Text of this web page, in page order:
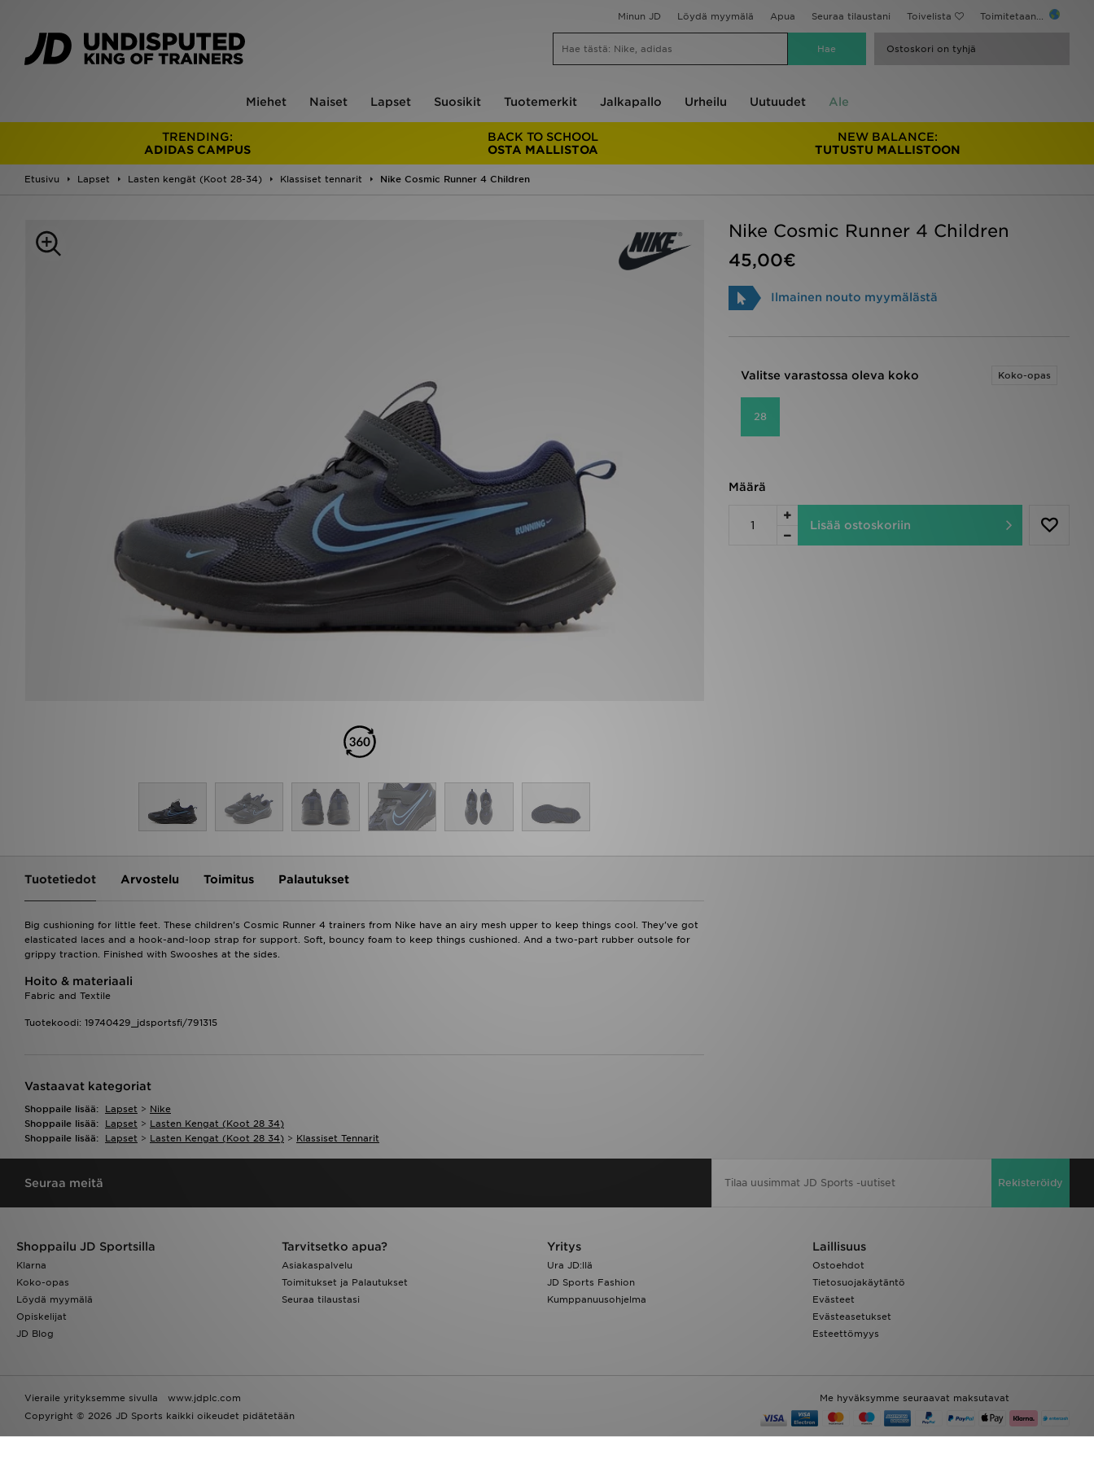
Minun JD Löydä myymälä Apua Seuraa tilaustani Toivelista Toimitetaan...
Ostoskori on tyhjä
Miehet Naiset Lapset Suosikit Tuotemerkit Jalkapallo Urheilu Uutuudet Ale
TRENDING:
ADIDAS CAMPUS
BACK TO SCHOOL
OSTA MALLISTOA
NEW BALANCE:
TUTUSTU MALLISTOON
Etusivu Lapset Lasten kengät (Koot 28-34) Klassiset tennarit Nike Cosmic Runner 4 Children
Nike Cosmic Runner 4 Children
45,00€
Ilmainen nouto myymälästä
Valitse varastossa oleva koko Koko-opas
28
Määrä
Lisää ostoskoriin
Tuotetiedot Arvostelu Toimitus Palautukset
Big cushioning for little feet. These children's Cosmic Runner 4 trainers from Nike have an airy mesh upper to keep things cool. They've got
elasticated laces and a hook-and-loop strap for support. Soft, bouncy foam to keep things cushioned. And a two-part rubber outsole for
grippy traction. Finished with Swooshes at the sides.
Hoito & materiaali
Fabric and Textile
Tuotekoodi: 19740429_jdsportsfi/791315
Vastaavat kategoriat
Shoppaile lisää: Lapset > Nike
Shoppaile lisää:
Lapset > Lasten Kengat (koot 28 34)
Shoppaile lisää:
Lapset > Lasten Kengat (koot 28 34) > Klassiset Tennarit
Seuraa meitä Rekisteröidy
Shoppailu JD Sportsilla
Klarna
Koko-opas
Löydä myymälä
Opiskelijat
JD Blog
Tarvitsetko apua?
Asiakaspalvelu
Toimitukset ja Palautukset
Seuraa tilaustasi
Yritys
Ura JD:llä
JD Sports Fashion
Kumppanuusohjelma
Laillisuus
Ostoehdot
Tietosuojakäytäntö
Evästeet
Evästeasetukset
Esteettömyys
Me hyväksymme seuraavat maksutavat
Vieraile yrityksemme sivulla
www.jdplc.com
Copyright © 2026 JD Sports kaikki oikeudet pidätetään